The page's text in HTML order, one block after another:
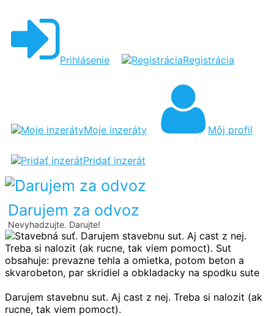
Prihlásenie Registrácia
Moje inzeráty Môj profil
Pridať inzerát
Darujem za odvoz
Nevyhadzujte. Darujte!
Darujem stavebnu sut. Aj cast z nej. Treba si nalozit (ak
rucne, tak viem pomoct).